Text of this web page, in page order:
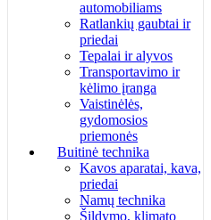
automobiliams
Ratlankių gaubtai ir
priedai
Tepalai ir alyvos
Transportavimo ir
kėlimo įranga
Vaistinėlės,
gydomosios
priemonės
Buitinė technika
Kavos aparatai, kava,
priedai
Namų technika
Šildymo, klimato